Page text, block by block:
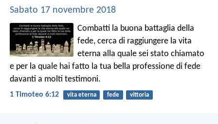
Sabato 17 novembre 2018
Combatti la buona battaglia della
fede, cerca di raggiungere la vita
eterna alla quale sei stato chiamato
e per la quale hai fatto la tua bella professione di fede
davanti a molti testimoni.
1 Timoteo 6:12 vita eterna fede vittoria